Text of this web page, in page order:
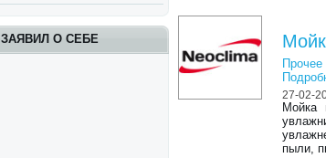
ЗАЯВИЛ О СЕБЕ
Прочее
27-02-
Мойка
пыли,